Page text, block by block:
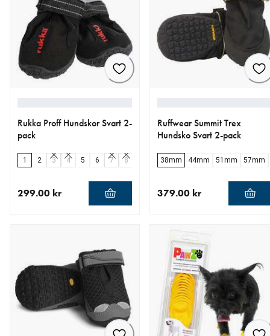
Rukka Proff Hundskor Svart 2-
pack
1 2 3 4 5 6 7 8
299.00 kr
Ruffwear Summit Trex
Hundsko Svart 2-pack
38mm 44mm 51mm 57mm
379.00 kr